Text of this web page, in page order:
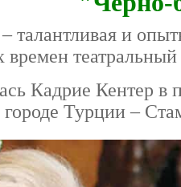
талантливая и
времен
Кадрие Кентер в
Турции –